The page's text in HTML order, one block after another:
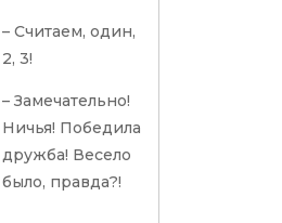
– Считаем, один,
2, 3!
– Замечательно!
Ничья! Победила
дружба! Весело
было, правда?!